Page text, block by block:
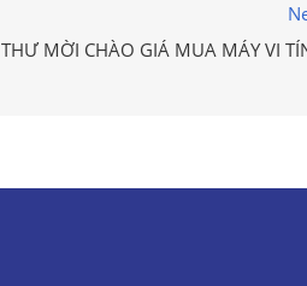
THƯ MỜI CHÀO GIÁ MUA MÁY VI